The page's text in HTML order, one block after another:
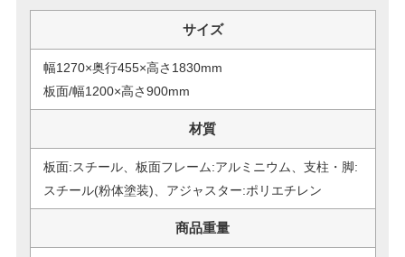
サイズ
幅1270×奥行455×高さ1830mm
板面/幅1200×高さ900mm
材質
板面:スチール、板面フレーム:アルミニウム、支柱・脚:
スチール(粉体塗装)、アジャスター:ポリエチレン
商品重量